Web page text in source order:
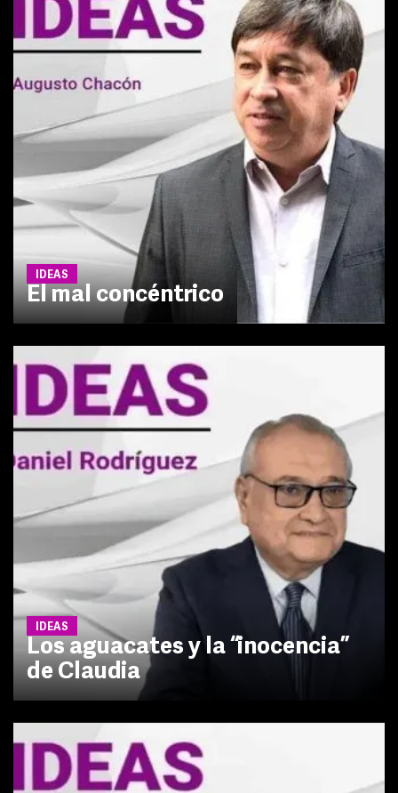
IDEAS
El mal concéntrico
IDEAS
Los aguacates y la “inocencia”
de Claudia